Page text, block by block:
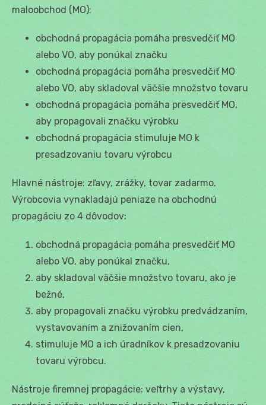
maloobchod (MO):
obchodná propagácia pomáha presvedčiť MO
alebo VO, aby ponúkal značku
obchodná propagácia pomáha presvedčiť MO
alebo VO, aby skladoval väčšie množstvo tovaru
obchodná propagácia pomáha presvedčiť MO,
aby propagovali značku výrobku
obchodná propagácia stimuluje MO k
presadzovaniu tovaru výrobcu
Hlavné nástroje: zľavy, zrážky, tovar zadarmo.
Výrobcovia vynakladajú peniaze na obchodnú
propagáciu zo 4 dôvodov:
obchodná propagácia pomáha presvedčiť MO
alebo VO, aby ponúkal značku,
aby skladoval väčšie množstvo tovaru, ako je
bežné,
aby propagovali značku výrobku predvádzaním,
vystavovaním a znižovaním cien,
stimuluje MO a ich úradníkov k presadzovaniu
tovaru výrobcu.
Nástroje firemnej propagácie: veľtrhy a výstavy,